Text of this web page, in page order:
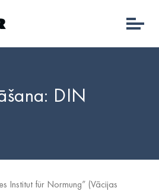
DIN
Institut für Normung” (Vācijas